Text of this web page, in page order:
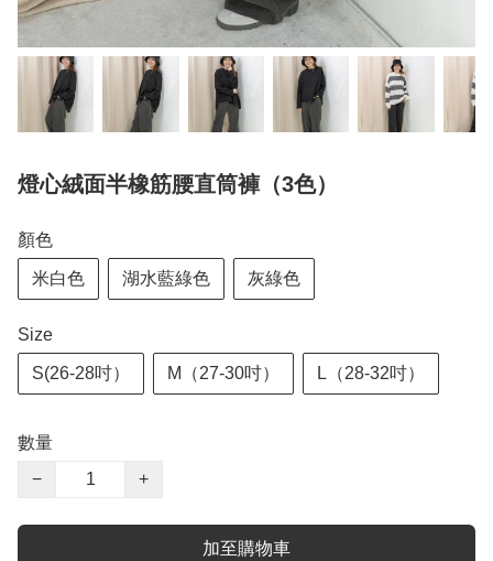
燈心絨面半橡筋腰直筒褲（3色）
顏色
米白色 湖水藍綠色 灰綠色
Size
S(26-28吋） M（27-30吋） L（28-32吋）
數量
−
+
加至購物車